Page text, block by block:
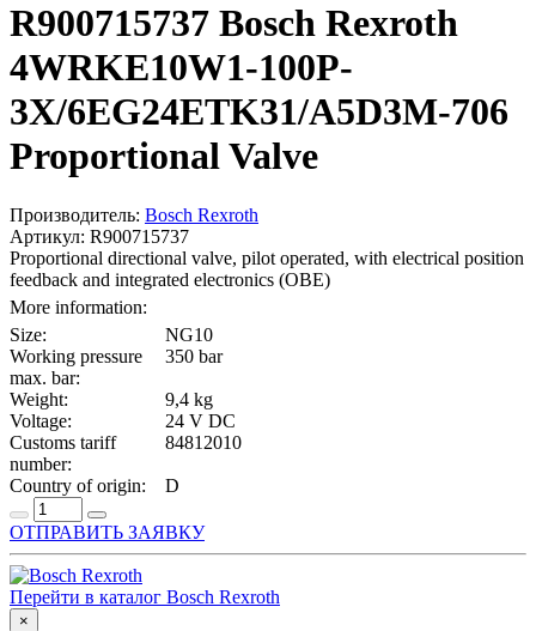
R900715737 Bosch Rexroth
4WRKE10W1-100P-
3X/6EG24ETK31/A5D3M-706
Proportional Valve
Производитель: Bosch Rexroth
Артикул: R900715737
Proportional directional valve, pilot operated, with electrical position
feedback and integrated electronics (OBE)
More information:
Size:
NG10
Working pressure
max. bar:
350 bar
Weight:
9,4 kg
Voltage:
24 V DC
Customs tariff
number:
84812010
Country of origin: D
ОТПРАВИТЬ ЗАЯВКУ
Перейти в каталог Bosch Rexroth
×